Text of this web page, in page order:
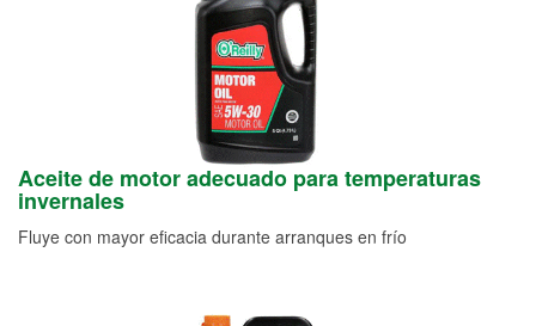
Aceite de motor adecuado para temperaturas
invernales
Fluye con mayor eficacia durante arranques en frío